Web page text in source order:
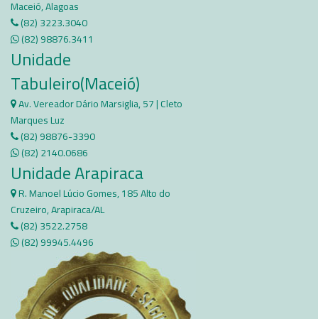
Maceió, Alagoas
(82) 3223.3040
(82) 98876.3411
Unidade
Tabuleiro(Maceió)
Av. Vereador Dário Marsiglia, 57 | Cleto
Marques Luz
(82) 98876-3390​​
(82) 2140.0686​
Unidade Arapiraca
R. Manoel Lúcio Gomes, 185 Alto do
Cruzeiro, Arapiraca/AL
(82) 3522.2758
(82) 99945.4496​